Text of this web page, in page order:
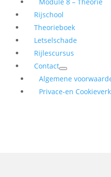
Rijschool
Theorieboek
Letselschade
Rijlescursus
Contact
Algemene
Privace-en